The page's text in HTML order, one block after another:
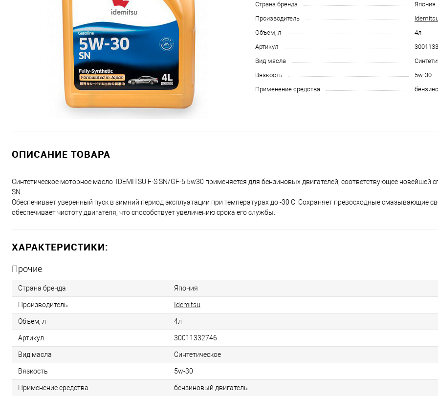
Страна бренда
Япония
Производитель
Объем, л
4л
Артикул
Вид масла
Вязкость
5w-30
Применение средства
ОПИСАНИЕ ТОВАРА
Синтетическое моторное масло IDEMITSU F-S SN/GF-5 5w30 применяется для бензиновых двигателей, соответствующее новейшей
SN.
Обеспечивает уверенный пуск в зимний период эксплуатации при температурах до -30 С. Сохраняет превосходные смазывающие
обеспечивает чистоту двигателя, что способствует увеличению срока его службы.
ХАРАКТЕРИСТИКИ:
Прочие
Страна бренда Япония
Производитель Idemitsu
Объем, л 4л
Артикул 30011332746
Вид масла Синтетическое
Вязкость 5w-30
Применение средства бензиновый двигатель